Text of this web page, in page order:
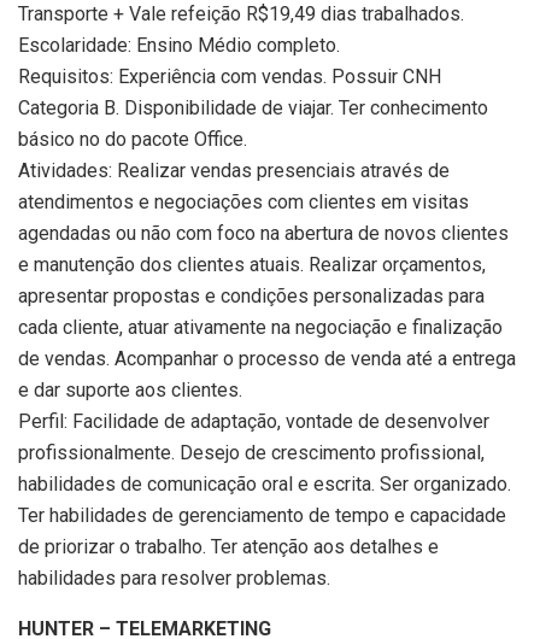
Transporte + Vale refeição R$19,49 dias trabalhados.
Escolaridade: Ensino Médio completo.
Requisitos: Experiência com vendas. Possuir CNH
Categoria B. Disponibilidade de viajar. Ter conhecimento
básico no do pacote Office.
Atividades: Realizar vendas presenciais através de
atendimentos e negociações com clientes em visitas
agendadas ou não com foco na abertura de novos clientes
e manutenção dos clientes atuais. Realizar orçamentos,
apresentar propostas e condições personalizadas para
cada cliente, atuar ativamente na negociação e finalização
de vendas. Acompanhar o processo de venda até a entrega
e dar suporte aos clientes.
Perfil: Facilidade de adaptação, vontade de desenvolver
profissionalmente. Desejo de crescimento profissional,
habilidades de comunicação oral e escrita. Ser organizado.
Ter habilidades de gerenciamento de tempo e capacidade
de priorizar o trabalho. Ter atenção aos detalhes e
habilidades para resolver problemas.
HUNTER – TELEMARKETING